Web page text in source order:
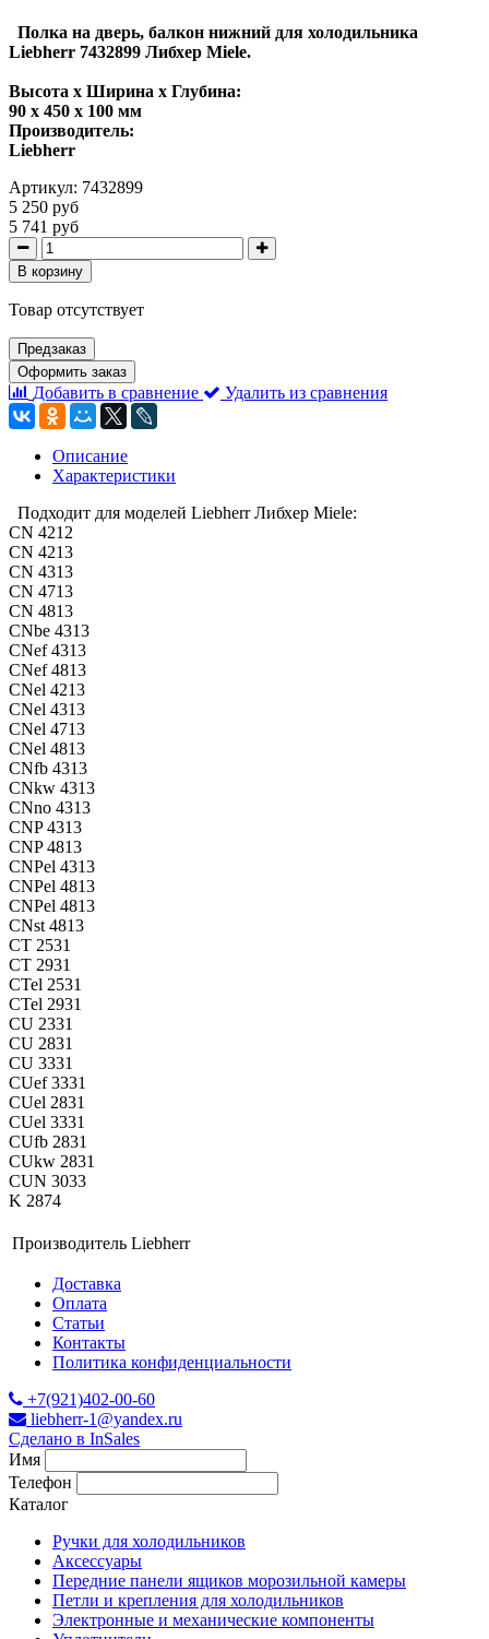
Полка на дверь, балкон нижний для холодильника
Liebherr 7432899 Либхер Miele.
Высота х Ширина х Глубина:
90 х 450 x 100 мм
Производитель:
Liebherr
Артикул: 7432899
5 250 руб
5 741 руб
В корзину
Товар отсутствует
Предзаказ
Оформить заказ
Добавить в сравнение Удалить из сравнения
Описание
Характеристики
Подходит для моделей Liebherr Либхер Miele:
CN 4212
CN 4213
CN 4313
CN 4713
CN 4813
CNbe 4313
CNef 4313
CNef 4813
CNel 4213
CNel 4313
CNel 4713
CNel 4813
CNfb 4313
CNkw 4313
CNno 4313
CNP 4313
CNP 4813
CNPel 4313
CNPel 4813
CNPel 4813
CNst 4813
CT 2531
CT 2931
CTel 2531
CTel 2931
CU 2331
CU 2831
CU 3331
CUef 3331
CUel 2831
CUel 3331
CUfb 2831
CUkw 2831
CUN 3033
K 2874
Производитель Liebherr
Доставка
Оплата
Статьи
Контакты
Политика конфиденциальности
+7(921)402-00-60
liebherr-1@yandex.ru
Сделано в InSales
Имя
Телефон
Каталог
Ручки для холодильников
Аксессуары
Передние панели ящиков морозильной камеры
Петли и крепления для холодильников
Электронные и механические компоненты